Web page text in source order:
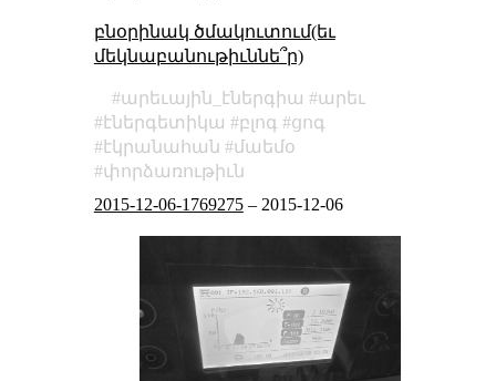
բնօրինակ ծմակուտում(եւ
մեկնաբանութիւննե՞ր)
արեւային_էներգիա
արեւ
էներգետիկա
բլոգ
ցոգ
էկրանահան
մաեմօ
փորձառութիւն
2015-12-06-1769275– 2015-12-06